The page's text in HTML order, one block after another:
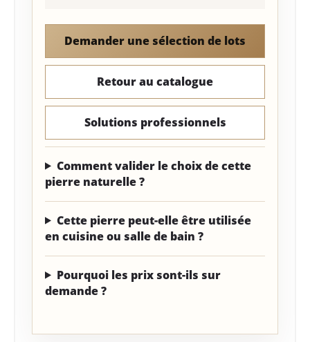
Demander une sélection de lots
Retour au catalogue
Solutions professionnels
Comment valider le choix de cette
pierre naturelle ?
Cette pierre peut-elle être utilisée
en cuisine ou salle de bain ?
Pourquoi les prix sont-ils sur
demande ?